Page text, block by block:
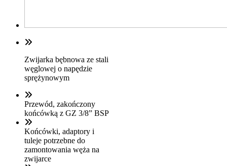
Zwijarka bębnowa ze stali
węglowej o napędzie
sprężynowym
Przewód, zakończony
końcówką z GZ 3/8” BSP
Końcówki, adaptory i
tuleje potrzebne do
zamontowania węża na
zwijarce